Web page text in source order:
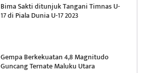
Bima Sakti ditunjuk Tangani Timnas U-
17 di Piala Dunia U-17 2023
Gempa Berkekuatan 4,8 Magnitudo
Guncang Ternate Maluku Utara